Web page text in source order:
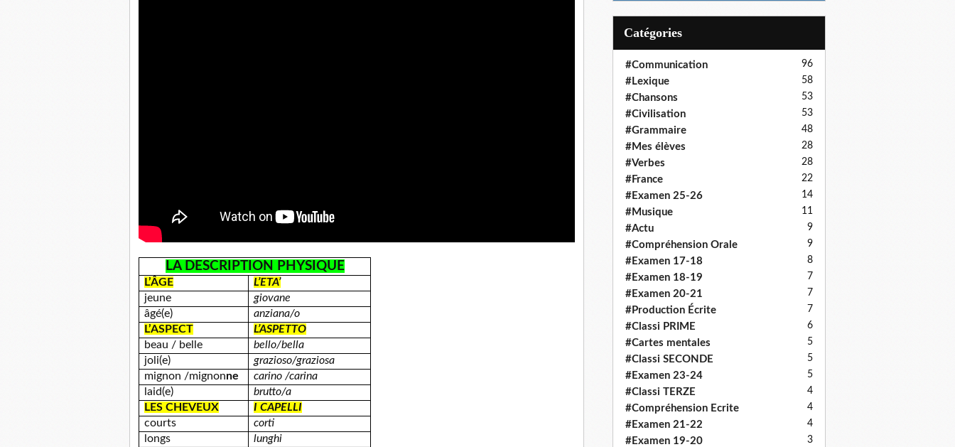
LA DESCRIPTION PHYSIQUE
L’ÂGE
L’ETA’
jeune
giovane
âgé(e)
anziana/o
L’ASPECT
L’ASPETTO
beau / belle
bello/bella
joli(e)
grazioso/graziosa
mignon /mignonne
carino /carina
laid(e)
brutto/a
LES CHEVEUX
I CAPELLI
courts
corti
longs
lunghi
Catégories
#Communication 96
#Lexique 58
#Chansons 53
#Civilisation 53
#Grammaire 48
#Mes élèves 28
#Verbes 28
#France 22
#Examen 25-26 14
#Musique 11
#Actu 9
#Compréhension Orale 9
#Examen 17-18 8
#Examen 18-19 7
#Examen 20-21 7
#Production Écrite 7
#Classi PRIME 6
#Cartes mentales 5
#Classi SECONDE 5
#Examen 23-24 5
#Classi TERZE 4
#Compréhension Ecrite 4
#Examen 21-22 4
#Examen 19-20 3